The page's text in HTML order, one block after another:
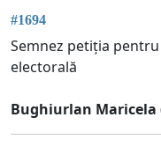
#1694
Semnez petiția
electorală
Bughiurlan Maricela